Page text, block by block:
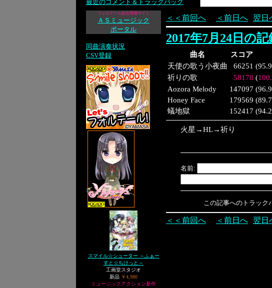
最近のコメント＆トラックバック
フォルテール総合情報サイト
ＡＳミュージック
ポータル
同曲演奏状況
CSV登録
スマイル☆シューター ～ふぁー
すと☆ちけっと～
工画堂スタジオ
新品 ￥4,980
ミュージックアクション新作
＜＜前回へ ＜前日へ 翌日
2017年7月24日の記
曲名 スコア
天使の歌う小夜曲
66251 (
祈りの歌
58178 (
Aozora Melody
147097 (
Honey Face
179569 (
蟻地獄
152417 (
火星→HL→祈り
名前:
この記事へのトラック
＜＜前回へ ＜前日へ 翌日